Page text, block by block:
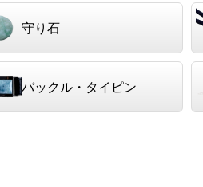
守り石
バックル・タイピン